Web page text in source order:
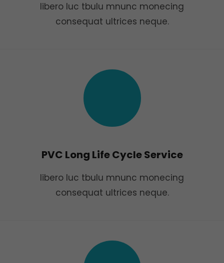
libero luc tbulu mnunc monecing
consequat ultrices neque.
PVC Long Life Cycle Service
libero luc tbulu mnunc monecing
consequat ultrices neque.